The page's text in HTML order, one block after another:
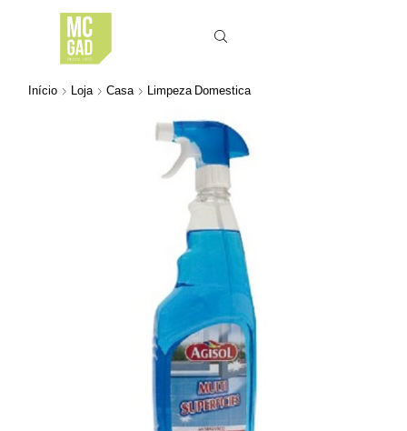
Início Loja Casa Limpeza Domestica